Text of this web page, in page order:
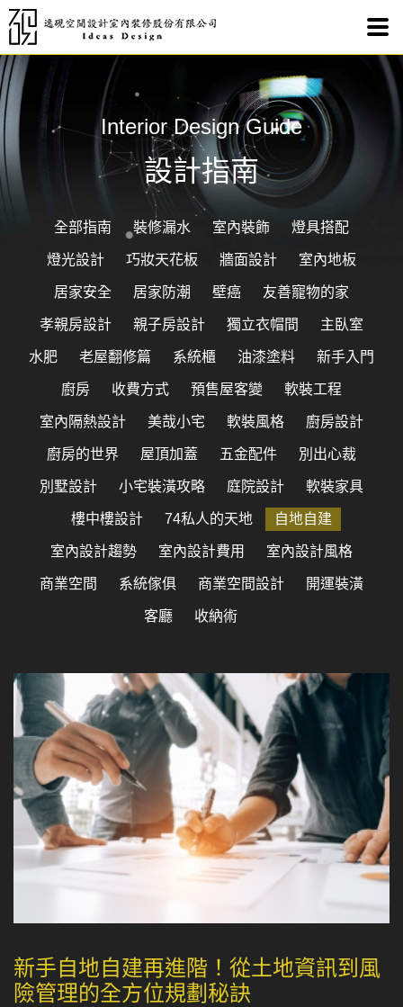
Interior Design Guide
設計指南
全部指南 裝修漏水 室內裝飾 燈具搭配
燈光設計 巧妝天花板 牆面設計 室內地板
居家安全 居家防潮 壁癌 友善寵物的家
孝親房設計 親子房設計 獨立衣帽間 主臥室
水肥 老屋翻修篇 系統櫃 油漆塗料 新手入門
廚房 收費方式 預售屋客變 軟裝工程
室內隔熱設計 美哉小宅 軟裝風格 廚房設計
廚房的世界 屋頂加蓋 五金配件 別出心裁
別墅設計 小宅裝潢攻略 庭院設計 軟裝家具
樓中樓設計 74私人的天地 自地自建
室內設計趨勢 室內設計費用 室內設計風格
商業空間 系統傢俱 商業空間設計 開運裝潢
客廳 收納術
新手自地自建再進階！從土地資訊到風
險管理的全方位規劃秘訣